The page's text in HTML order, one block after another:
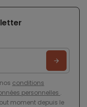
conditions
personnelles .
moment depuis le